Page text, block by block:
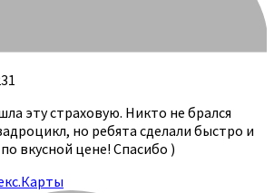
эту страховую. Никто не брался
но ребята сделали быстро и
вкусной цене! Спасибо )